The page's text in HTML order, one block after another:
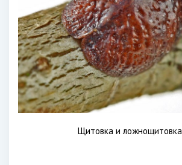
Щитовка и ложнощитовка